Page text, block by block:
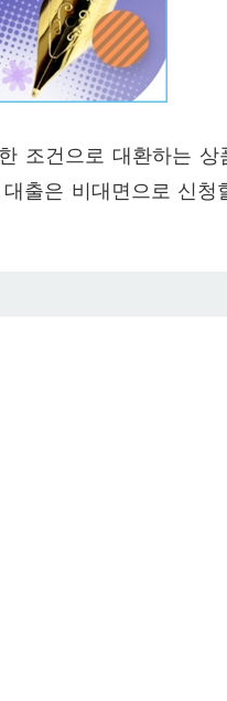
조건으로 대환하는 상
출은 비대면으로 신청